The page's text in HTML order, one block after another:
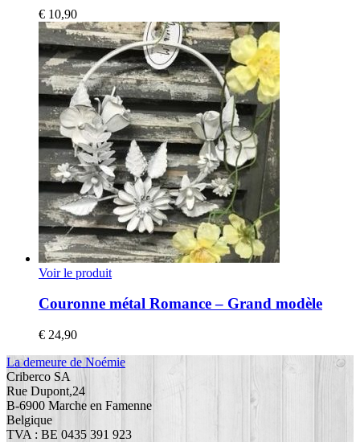
€ 10,90
Voir le produit
Couronne métal Romance – Grand modèle
€ 24,90
La demeure de Noémie
Criberco SA
Rue Dupont,24
B-6900 Marche en Famenne
Belgique
TVA : BE 0435 391 923